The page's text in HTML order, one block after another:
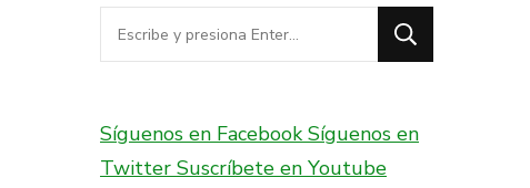
¿Buscas
algo?
Síguenos en FacebookSíguenos en
Twitter Suscríbete en Youtube